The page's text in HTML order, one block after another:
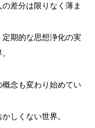
差分は限りなく薄ま
期的な思想浄化の実
念も変わり始めてい
しくない世界。